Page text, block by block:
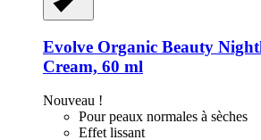
Evolve Organic Beauty
Cream, 60 ml
Nouveau !
Pour peaux normales à sèches
Effet lissant